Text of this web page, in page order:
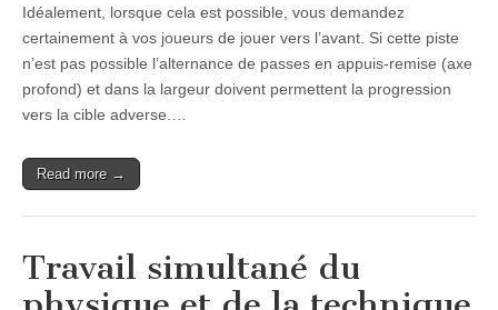
Idéalement, lorsque cela est possible, vous demandez
certainement à vos joueurs de jouer vers l’avant. Si cette piste
n’est pas possible l’alternance de passes en appuis-remise (axe
profond) et dans la largeur doivent permettent la progression
vers la cible adverse.…
Read more →
Travail simultané du